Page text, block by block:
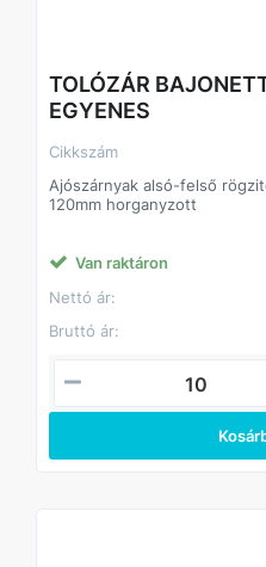
TOLÓZÁR
EGYENES
Cikkszám
Ajószárnyak alsó-felső
120mm horganyzott
Van raktáron
Nettó ár:
Bruttó ár: